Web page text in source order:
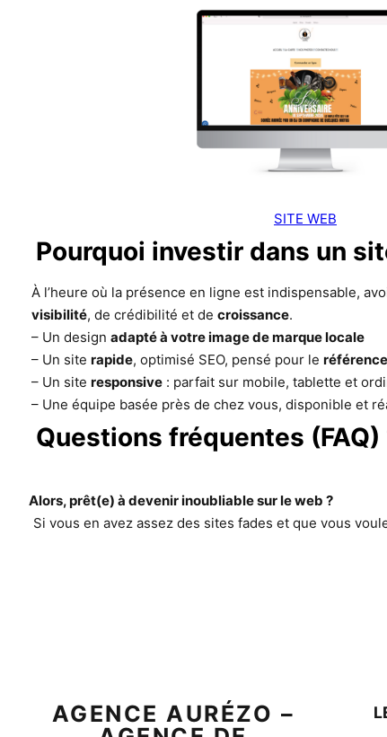
SITE WEB
Pourquoi investir dans un
À l’heure où la présence en ligne est indispensable,
visibilité, de crédibilité et decroissance.
– Un designadapté à votre image de marque locale
– Un siterapide, optimisé SEO, pensé pour le
– Un siteresponsive : parfait sur mobile, tablette et
– Une équipe basée près de chez vous, disponible et
Questions fréquentes (FAQ)
Alors, prêt(e) à devenir inoubliable sur le web ?
Si vous en avez assez des sites fades et que vous
AGENCE AURÉZO –